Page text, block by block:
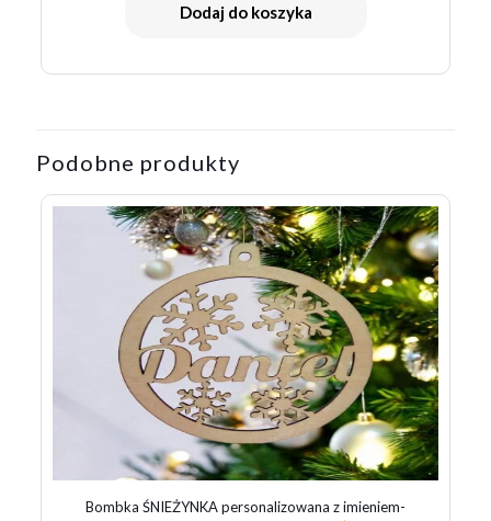
Dodaj do koszyka
Podobne produkty
Bombka ŚNIEŻYNKA personalizowana z imieniem-